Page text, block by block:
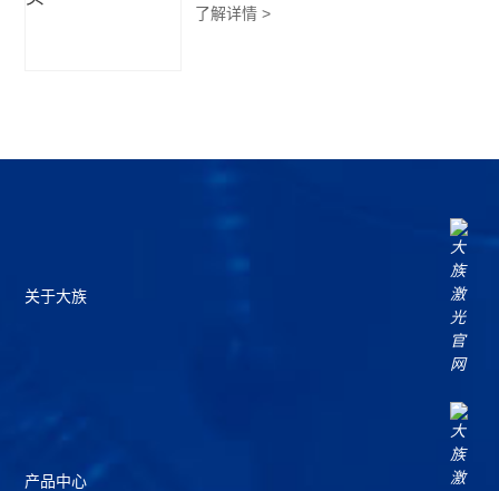
了解详情 >
关于大族
产品中心